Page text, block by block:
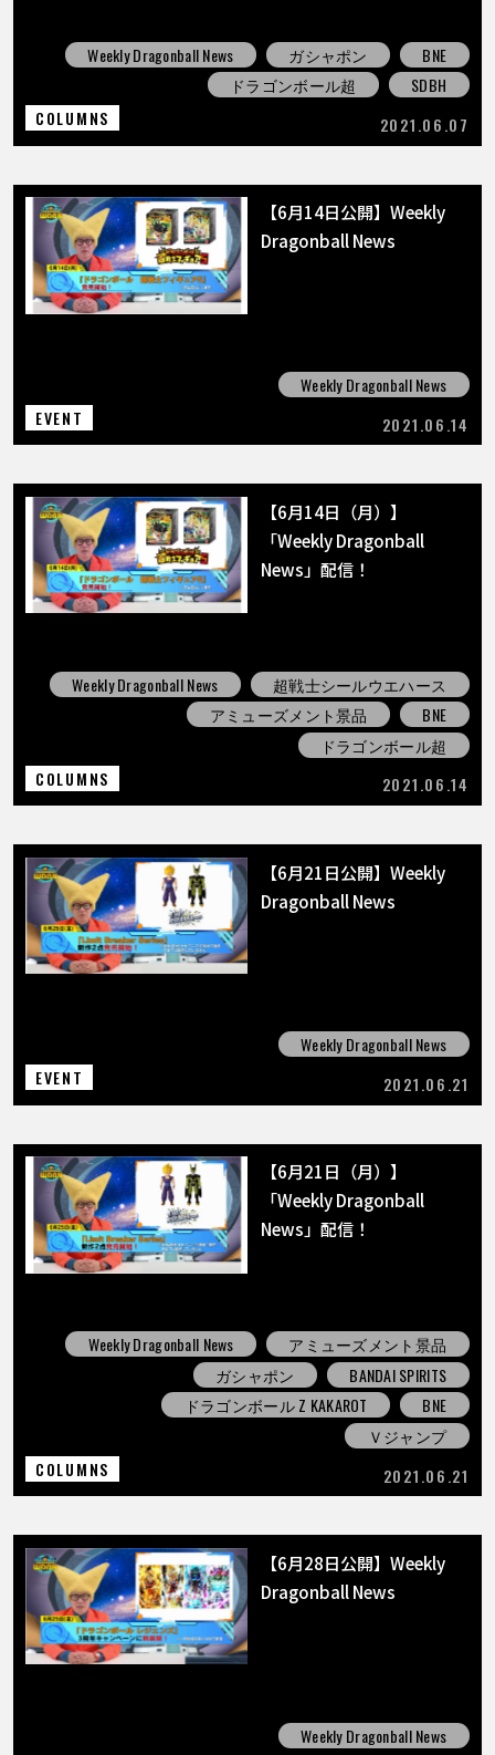
Weekly Dragonball News ガシャポン
BNE
ドラゴンボール超
SDBH
COLUMNS
2021.06.07
【6月14日公開】Weekly
Dragonball News
Weekly Dragonball News
EVENT
2021.06.14
【6月14日（月）】
「Weekly Dragonball
News」配信！
Weekly Dragonball News
超戦士シールウエハース
アミューズメント景品
BNE
ドラゴンボール超
COLUMNS
2021.06.14
【6月21日公開】Weekly
Dragonball News
Weekly Dragonball News
EVENT
2021.06.21
【6月21日（月）】
「Weekly Dragonball
News」配信！
Weekly Dragonball News
アミューズメント景品
ガシャポン
BANDAI SPIRITS
ドラゴンボール Z KAKAROT
BNE
Ｖジャンプ
COLUMNS
2021.06.21
【6月28日公開】Weekly
Dragonball News
Weekly Dragonball News